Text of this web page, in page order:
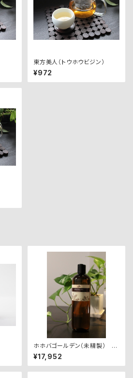
東方美人（トウホウビジン）
¥972
ホホバゴールデン（未精製） 5
00ml
¥17,952